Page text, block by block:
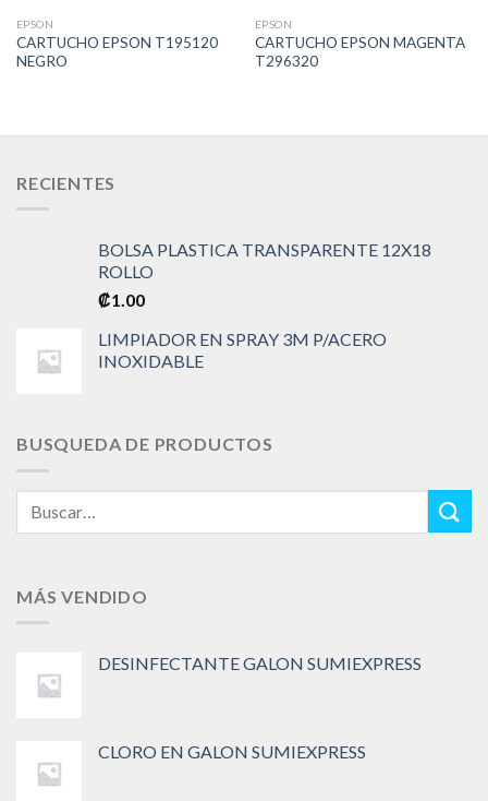
EPSON
CARTUCHO EPSON T195120
NEGRO
EPSON
CARTUCHO EPSON MAGENTA
T296320
RECIENTES
BOLSA PLASTICA TRANSPARENTE 12X18
ROLLO
₡1.00
LIMPIADOR EN SPRAY 3M P/ACERO
INOXIDABLE
BUSQUEDA DE PRODUCTOS
MÁS VENDIDO
DESINFECTANTE GALON SUMIEXPRESS
CLORO EN GALON SUMIEXPRESS